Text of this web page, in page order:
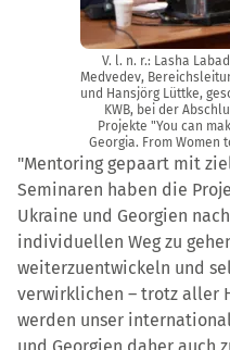
V. l. n. r.: Lasha
Medvedev,
und Hansjörg Lüttke,
KWB, bei der
Projekte "You can
Georgia. From Women
"Mentoring gepaart mit
Seminaren haben die
Ukraine und Georgien
individuellen Weg zu
weiterzuentwickeln und
verwirklichen – trotz aller
werden unser